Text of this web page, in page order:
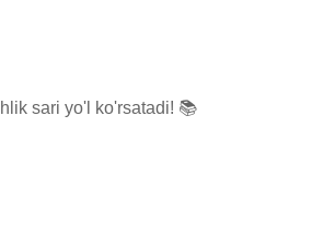
sari yo'l ko'rsatadi! 📚